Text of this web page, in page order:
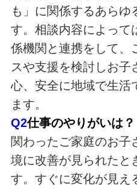
も」に関係するあらゆ
す。相談内容によって
係機関と連携をして、
スや支援を検討しお子
心、安全に地域で生活
ます。
Q2仕事のやりがいは？
関わったご家庭のお子
境に改善が見られたと
す。すぐに変化が見え